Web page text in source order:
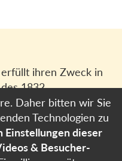
ihren Zweck in
1832
der
und Medien
Daher bitten wir Sie
Technologien zu
Einstellungen dieser
& Besucher-